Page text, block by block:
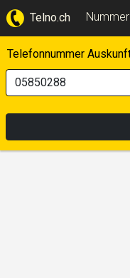
Telno.ch
Telefonnummer